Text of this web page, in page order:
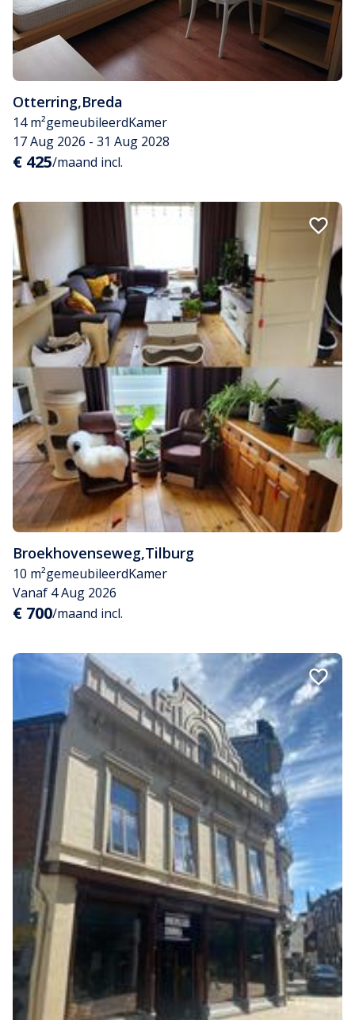
Otterring,Breda
14 m²gemeubileerdKamer
17 Aug 2026 - 31 Aug 2028
€ 425/maand incl.
Broekhovenseweg,Tilburg
10 m²gemeubileerdKamer
Vanaf 4 Aug 2026
€ 700/maand incl.